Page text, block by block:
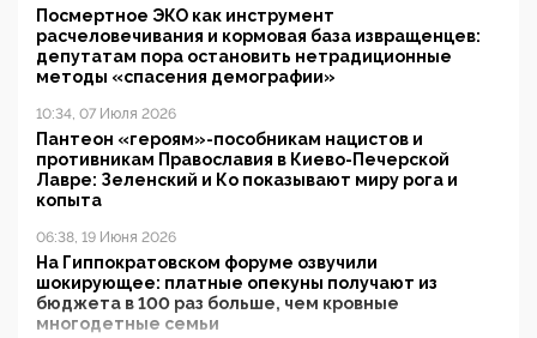
Посмертное ЭКО как инструмент
расчеловечивания и кормовая база извращенцев:
депутатам пора остановить нетрадиционные
методы «спасения демографии»
10:34, 07 Июля 2026
Пантеон «героям»-пособникам нацистов и
противникам Православия в Киево-Печерской
Лавре: Зеленский и Ко показывают миру рога и
копыта
06:38, 19 Июня 2026
На Гиппократовском форуме озвучили
шокирующее: платные опекуны получают из
бюджета в 100 раз больше, чем кровные
многодетные семьи